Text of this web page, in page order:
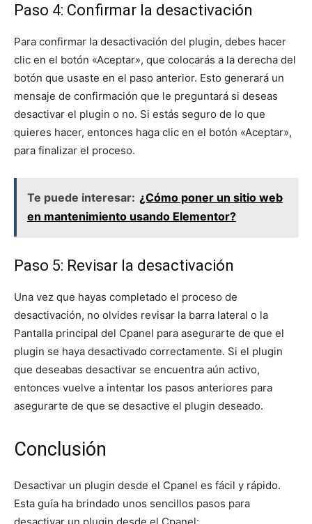
Paso 4: Confirmar la desactivación
Para confirmar la desactivación del plugin, debes hacer
clic en el botón «Aceptar», que colocarás a la derecha del
botón que usaste en el paso anterior. Esto generará un
mensaje de confirmación que le preguntará si deseas
desactivar el plugin o no. Si estás seguro de lo que
quieres hacer, entonces haga clic en el botón «Aceptar»,
para finalizar el proceso.
Te puede interesar: ¿Cómo poner un sitio web
en mantenimiento usando Elementor?
Paso 5: Revisar la desactivación
Una vez que hayas completado el proceso de
desactivación, no olvides revisar la barra lateral o la
Pantalla principal del Cpanel para asegurarte de que el
plugin se haya desactivado correctamente. Si el plugin
que deseabas desactivar se encuentra aún activo,
entonces vuelve a intentar los pasos anteriores para
asegurarte de que se desactive el plugin deseado.
Conclusión
Desactivar un plugin desde el Cpanel es fácil y rápido.
Esta guía ha brindado unos sencillos pasos para
desactivar un plugin desde el Cpanel: